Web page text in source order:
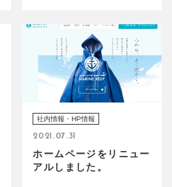
社内情報・HP情報
2021.07.31
ホームページをリニュー
アルしました。